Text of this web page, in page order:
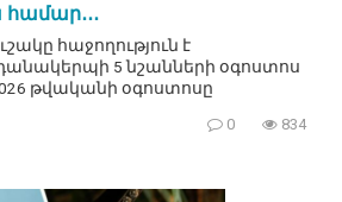
հաջողություն է
5 նշանների օգոստոս
թվականի օգոստոսը
0 834